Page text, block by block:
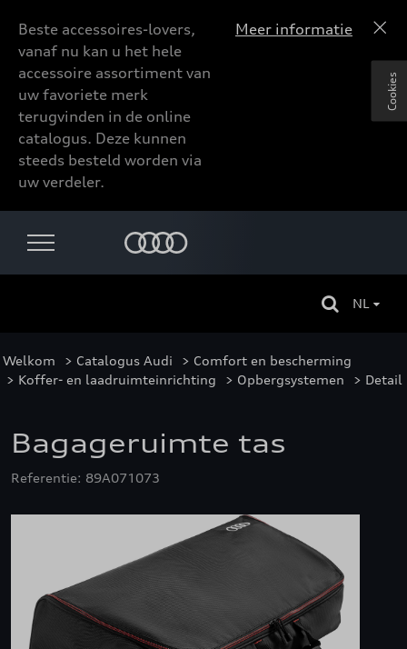
Beste accessoires-lovers,
vanaf nu kan u het hele
accessoire assortiment van
uw favoriete merk
terugvinden in de online
catalogus. Deze kunnen
steeds besteld worden via
uw verdeler.
Meer informatie
NL
Welkom > Catalogus Audi > Comfort en bescherming
> Koffer- en laadruimteinrichting > Opbergsystemen > Detail
Bagageruimte tas
Referentie: 89A071073
Cookies